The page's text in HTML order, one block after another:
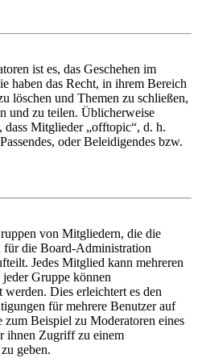
ist es, das Geschehen im
haben das Recht, in ihrem Bereich
löschen und Themen zu schließen,
und zu teilen. Üblicherweise
dass Mitglieder „offtopic“, d. h.
oder Beleidigendes bzw.
von Mitgliedern, die die
die Board-Administration
Jedes Mitglied kann mehreren
Gruppe können
Dies erleichtert es den
für mehrere Benutzer auf
zum Beispiel zu Moderatoren eines
ihnen Zugriff zu einem
geben.